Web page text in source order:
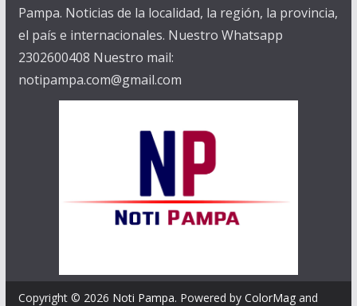
Pampa. Noticias de la localidad, la región, la provincia,
el país e internacionales. Nuestro Whatsapp
2302600408 Nuestro mail:
notipampa.com@gmail.com
Copyright © 2026 Noti Pampa. Powered by ColorMagand